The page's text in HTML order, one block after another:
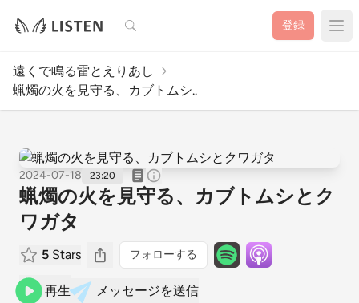
検索 登録
遠くで鳴る雷とえりあし
蝋燭の火を見守る、カブトムシ..
2024-07-18 23:20
蝋燭の火を見守る、カブトムシとク
ワガタ
5 Stars フォローする
再生 メッセージを送信